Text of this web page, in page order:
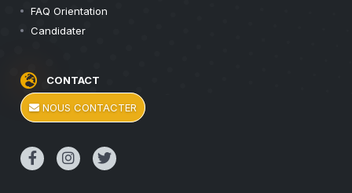
FAQ Orientation
Candidater
CONTACT
NOUS CONTACTER